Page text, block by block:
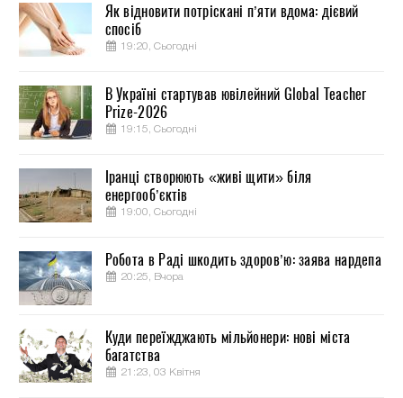
Як відновити потріскані п’яти вдома: дієвий
спосіб
19:20, Сьогодні
В Україні стартував ювілейний Global Teacher
Prize-2026
19:15, Сьогодні
Іранці створюють «живі щити» біля
енергооб’єктів
19:00, Сьогодні
Робота в Раді шкодить здоров’ю: заява нардепа
20:25, Вчора
Куди переїжджають мільйонери: нові міста
багатства
21:23, 03 Квітня